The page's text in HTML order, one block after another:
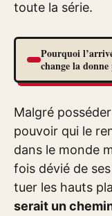
toute la série.
Pourquoi
change la
Malgré
pouvoir qui le
dans le monde
fois dévié de
tuer les hauts
serait un